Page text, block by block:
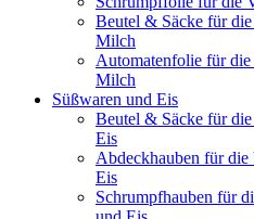
Beutel & Säcke für
Milch
Automatenfolie für
Milch
Süßwaren und Eis
Beutel & Säcke für
Eis
Abdeckhauben für
Eis
Schrumpfhauben für